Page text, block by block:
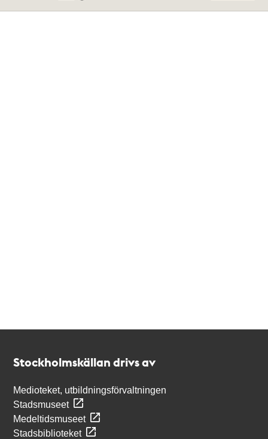
Stockholmskällan drivs av
Medioteket, utbildningsförvaltningen
Stadsmuseet
Medeltidsmuseet
Stadsbiblioteket